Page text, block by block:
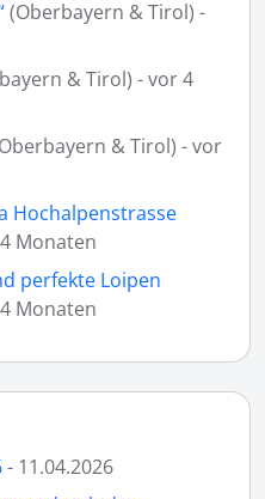
(Oberbayern & Tirol) -
& Tirol) - vor 4
& Tirol) - vor
Hochalpenstrasse
Monaten
perfekte Loipen
Monaten
- 11.04.2026